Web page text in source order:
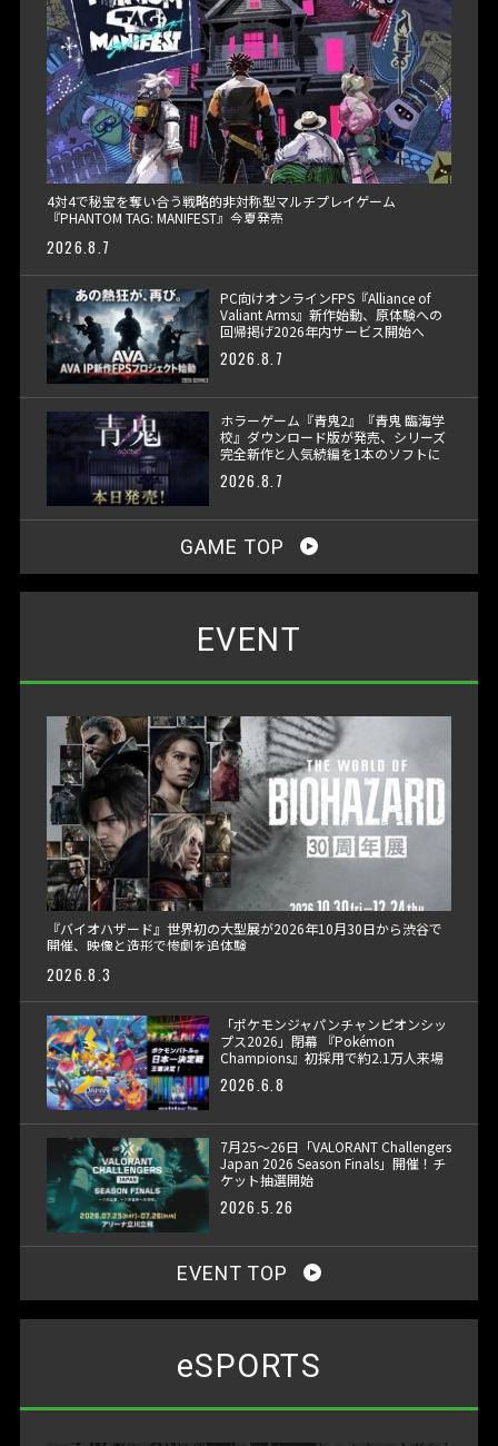
4対4で秘宝を奪い合う戦略的非対称型マルチプレイゲーム
『PHANTOM TAG: MANIFEST』今夏発売
2026.8.7
PC向けオンラインFPS『Alliance of
Valiant Arms』新作始動、原体験への
回帰掲げ2026年内サービス開始へ
2026.8.7
ホラーゲーム『青鬼2』『青鬼 臨海学
校』ダウンロード版が発売、シリーズ
完全新作と人気続編を1本のソフトに
2026.8.7
GAME TOP
EVENT
『バイオハザード』世界初の大型展が2026年10月30日から渋谷で
開催、映像と造形で惨劇を追体験
2026.8.3
「ポケモンジャパンチャンピオンシッ
プス2026」閉幕 『Pokémon
Champions』初採用で約2.1万人来場
2026.6.8
7月25〜26日「VALORANT Challengers
Japan 2026 Season Finals」開催！チ
ケット抽選開始
2026.5.26
EVENT TOP
eSPORTS